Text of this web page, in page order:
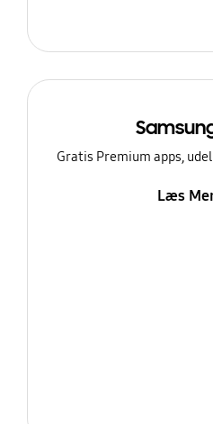
Gratis Premium apps,
Læs